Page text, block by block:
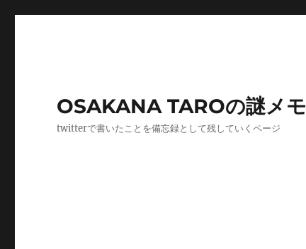
OSAKANA TAROの謎メモ
twitterで書いたことを備忘録として残していくページ